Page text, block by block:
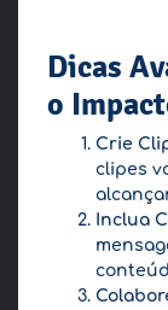
Dicas
o
Crie
clipes
Inclua